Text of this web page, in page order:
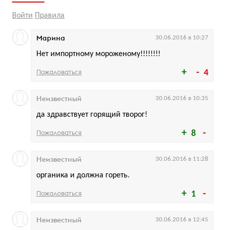
Войти Правила
4
Нет импортному мороженому!!!!!!!!
Марина 30.06.2016 в 10:27
Пожаловаться
8
да здравствует горящий творог!
Неизвестный 30.06.2016 в 10:35
Пожаловаться
1
органика и должна гореть.
Неизвестный 30.06.2016 в 11:28
Пожаловаться
Неизвестный 30.06.2016 в 12:45